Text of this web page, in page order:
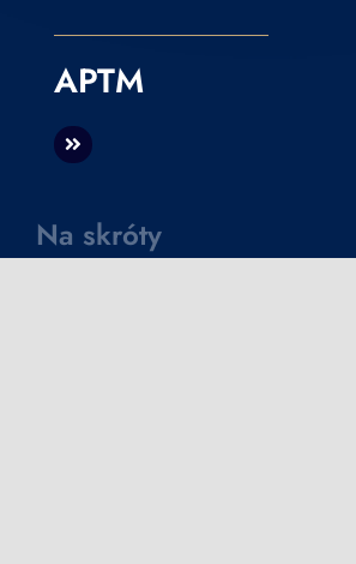
APTM
Na skróty